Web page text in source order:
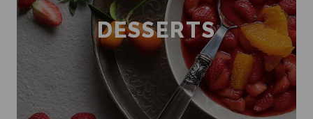
DESSERTS